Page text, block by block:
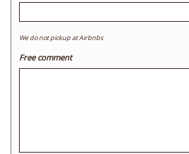
We do not pickup at Airbnbs
Free comment